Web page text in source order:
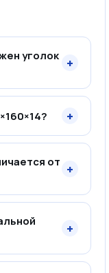
уголок +
+
от +
+